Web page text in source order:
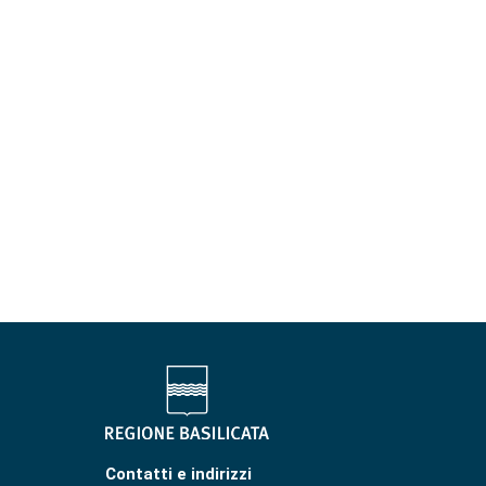
Contatti e indirizzi